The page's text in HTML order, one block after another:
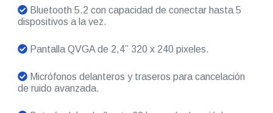
Bluetooth 5.2 con capacidad de conectar hasta 5
dispositivos a la vez.
Pantalla QVGA de 2,4” 320 x 240 pixeles.
Micrófonos delanteros y traseros para cancelación
de ruido avanzada.